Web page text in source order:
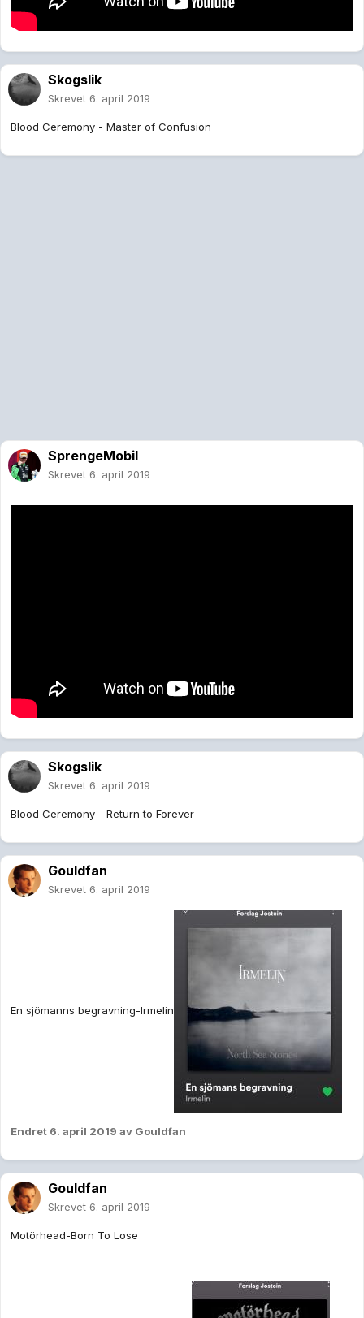
Skogslik
Skrevet 6. april 2019
Blood Ceremony - Master of Confusion
SprengeMobil
Skrevet 6. april 2019
Skogslik
Skrevet 6. april 2019
Blood Ceremony - Return to Forever
Gouldfan
Skrevet 6. april 2019
En sjömanns begravning-Irmelin
Endret 6. april 2019 av Gouldfan
Gouldfan
Skrevet 6. april 2019
Motörhead-Born To Lose